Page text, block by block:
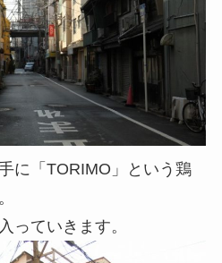
に「TORIMO」という鶏
っていきます。